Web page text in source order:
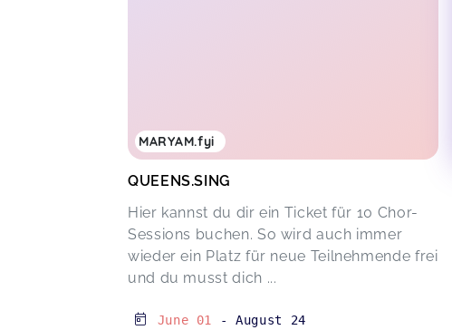
MARYAM.fyi
QUEENS.SING
Hier kannst du dir ein Ticket für 10 Chor-
Sessions buchen. So wird auch immer
wieder ein Platz für neue Teilnehmende frei
und du musst dich ...
June 01 -August 24